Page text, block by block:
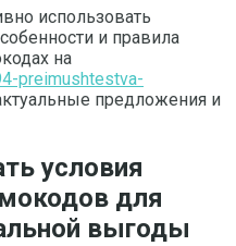
использовать
и правила
на
preimushtestva-
предложения и
условия
для
выгоды